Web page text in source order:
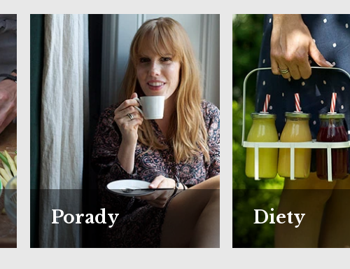
Porady Diety